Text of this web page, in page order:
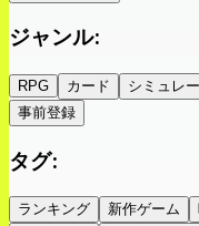
ジャンル:
RPG カード シミュレ
事前登録
タグ:
ランキング 新作ゲーム